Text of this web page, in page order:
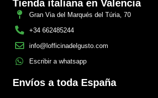
Tienda italiana en Valencia
Gran Via del Marqués del Túria, 70
+34 662485244
info@lofficinadelgusto.com
Escribir a whatsapp
Envíos a toda España